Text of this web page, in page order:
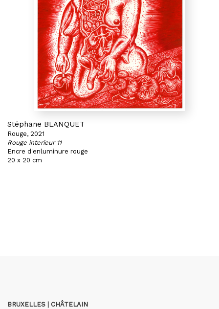
Stéphane BLANQUET
Rouge, 2021
Rouge interieur 11
Encre d'enluminure rouge
20 x 20 cm
BRUXELLES | CHÂTELAIN